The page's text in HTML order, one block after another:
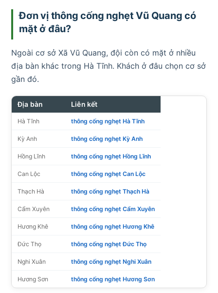
Đơn vị thông cống nghẹt Vũ Quang có
mặt ở đâu?
Ngoài cơ sở Xã Vũ Quang, đội còn có mặt ở nhiều
địa bàn khác trong Hà Tĩnh. Khách ở đâu chọn cơ sở
gần đó.
Địa bàn Liên kết
Hà Tĩnh thông cống nghẹt Hà Tĩnh
Kỳ Anh thông cống nghẹt Kỳ Anh
Hồng Lĩnh thông cống nghẹt Hồng Lĩnh
Can Lộc thông cống nghẹt Can Lộc
Thạch Hà thông cống nghẹt Thạch Hà
Cẩm Xuyên thông cống nghẹt Cẩm Xuyên
Hương Khê thông cống nghẹt Hương Khê
Đức Thọ thông cống nghẹt Đức Thọ
Nghi Xuân thông cống nghẹt Nghi Xuân
Hương Sơn thông cống nghẹt Hương Sơn